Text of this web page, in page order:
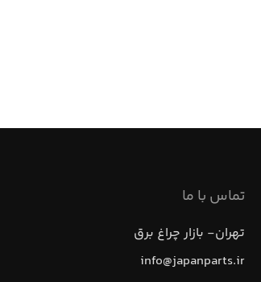
تماس با ما
تهران- بازار چراغ برق
info@japanparts.ir